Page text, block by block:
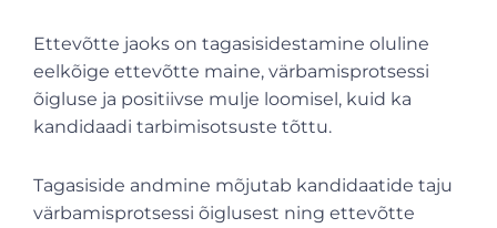
Ettevõtte jaoks on tagasisidestamine oluline
eelkõige ettevõtte maine, värbamisprotsessi
õigluse ja positiivse mulje loomisel, kuid ka
kandidaadi tarbimisotsuste tõttu.
Tagasiside andmine mõjutab kandidaatide taju
värbamisprotsessi õiglusest ning ettevõtte